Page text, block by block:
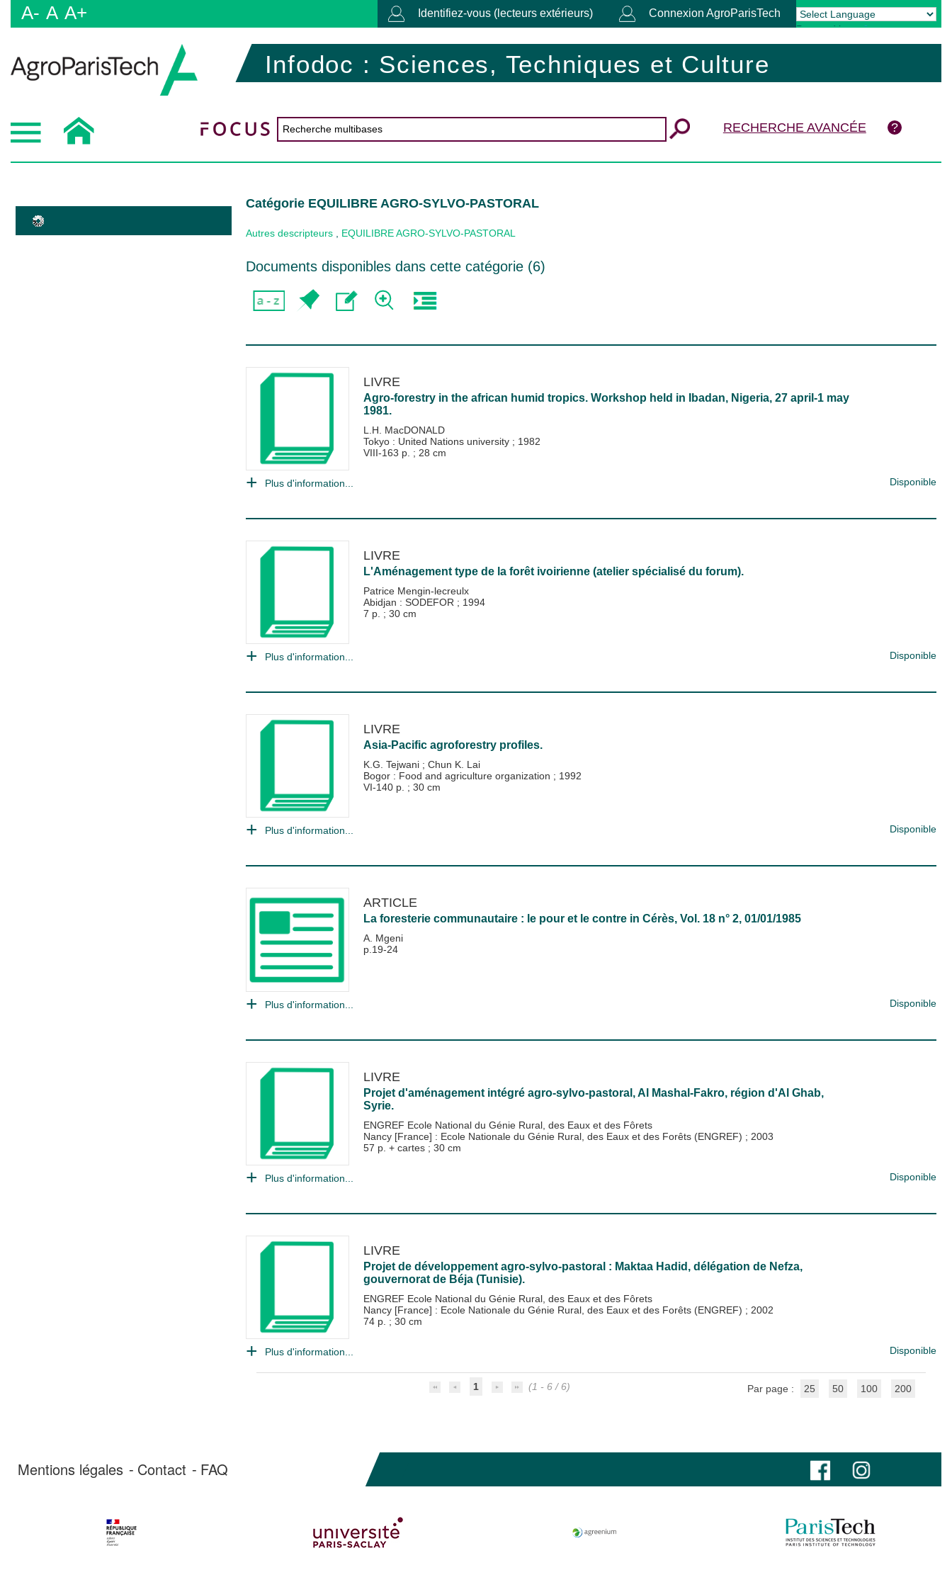
A- A A+ Identifiez-vous (lecteurs extérieurs) Connexion AgroParisTech
Powered by Translate
Infodoc : Sciences, Techniques et Culture
RECHERCHE AVANCÉE
Catégorie EQUILIBRE AGRO-SYLVO-PASTORAL
Autres descripteurs EQUILIBRE AGRO-SYLVO-PASTORAL
Documents disponibles dans cette catégorie (6)
LIVRE
Agro-forestry in the african humid tropics. Workshop held in Ibadan, Nigeria, 27 april-1 may
1981.
L.H. MacDONALD
Tokyo : United Nations university ; 1982
VIII-163 p. ; 28 cm
Plus d'information... Disponible
LIVRE
L'Aménagement type de la forêt ivoirienne (atelier spécialisé du forum).
Patrice Mengin-lecreulx
Abidjan : SODEFOR ; 1994
7 p. ; 30 cm
Plus d'information... Disponible
LIVRE
Asia-Pacific agroforestry profiles.
K.G. Tejwani ; Chun K. Lai
Bogor : Food and agriculture organization ; 1992
VI-140 p. ; 30 cm
Plus d'information... Disponible
ARTICLE
La foresterie communautaire : le pour et le contre in Cérès, Vol. 18 n° 2, 01/01/1985
A. Mgeni
p.19-24
Plus d'information... Disponible
LIVRE
Projet d'aménagement intégré agro-sylvo-pastoral, Al Mashal-Fakro, région d'Al Ghab,
Syrie.
ENGREF Ecole National du Génie Rural, des Eaux et des Fôrets
Nancy [France] : Ecole Nationale du Génie Rural, des Eaux et des Forêts (ENGREF) ; 2003
57 p. + cartes ; 30 cm
Plus d'information... Disponible
LIVRE
Projet de développement agro-sylvo-pastoral : Maktaa Hadid, délégation de Nefza,
gouvernorat de Béja (Tunisie).
ENGREF Ecole National du Génie Rural, des Eaux et des Fôrets
Nancy [France] : Ecole Nationale du Génie Rural, des Eaux et des Forêts (ENGREF) ; 2002
74 p. ; 30 cm
Plus d'information... Disponible
1 (1 - 6 / 6) Par page : 25 50 100 200
Mentions légales Contact FAQ